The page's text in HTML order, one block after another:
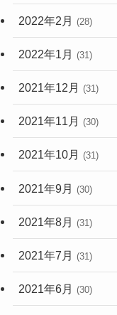
2022年2月 (28)
2022年1月 (31)
2021年12月 (31)
2021年11月 (30)
2021年10月 (31)
2021年9月 (30)
2021年8月 (31)
2021年7月 (31)
2021年6月 (30)